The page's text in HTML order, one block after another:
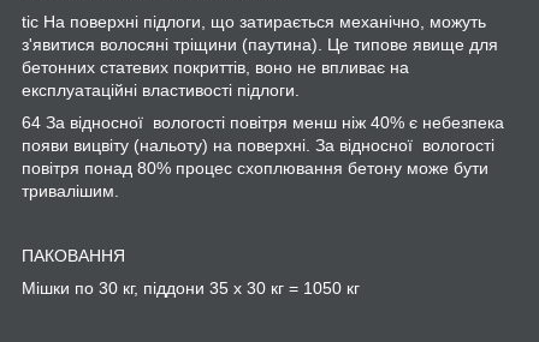
tic На поверхні підлоги, що затирається механічно, можуть
з'явитися волосяні тріщини (паутина). Це типове явище для
бетонних статевих покриттів, воно не впливає на
експлуатаційні властивості підлоги.
64 За відносної вологості повітря менш ніж 40% є небезпека
появи вицвіту (нальоту) на поверхні. За відносної вологості
повітря понад 80% процес схоплювання бетону може бути
тривалішим.
ПАКОВАННЯ
Мішки по 30 кг, піддони 35 x 30 кг = 1050 кг